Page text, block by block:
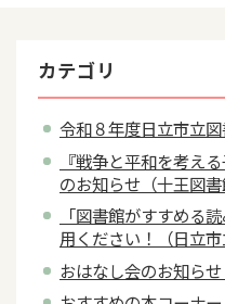
カテゴリ
令和８年度日立市立
『戦争と平和を考え
のお知らせ（十王図書
「図書館がすすめる
用ください！（日立市
おはなし会のお知らせ